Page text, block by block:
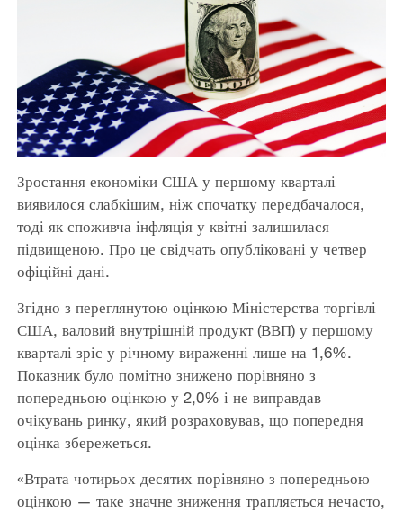
Зростання економіки США у першому кварталі
виявилося слабкішим, ніж спочатку передбачалося,
тоді як споживча інфляція у квітні залишилася
підвищеною. Про це свідчать опубліковані у четвер
офіційні дані.
Згідно з переглянутою оцінкою Міністерства торгівлі
США, валовий внутрішній продукт (ВВП) у першому
кварталі зріс у річному вираженні лише на 1,6%.
Показник було помітно знижено порівняно з
попередньою оцінкою у 2,0% і не виправдав
очікувань ринку, який розраховував, що попередня
оцінка збережеться.
«Втрата чотирьох десятих порівняно з попередньою
оцінкою — таке значне зниження трапляється нечасто,